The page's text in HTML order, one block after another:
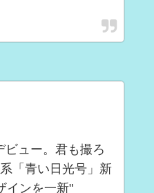
ビュー。君も撮ろ
「青い日光号」新
インを一新"